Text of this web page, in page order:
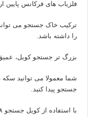
فلزیاب های فرکانس پایین
ترکیب خاک جستجو می
را داشته باشد.
بزرگ تر جستجو کویل،
شما معمولا می توانید
جستجو پیدا کنید.